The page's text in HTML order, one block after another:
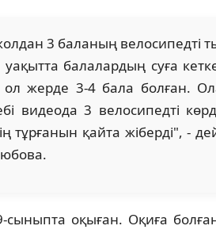
3 баланың велосипедті
балалардың суға
жерде 3-4 бала болған.
видеода 3 велосипедті
тұрғанын қайта жіберді", -
сыныпта оқыған. Оқиға